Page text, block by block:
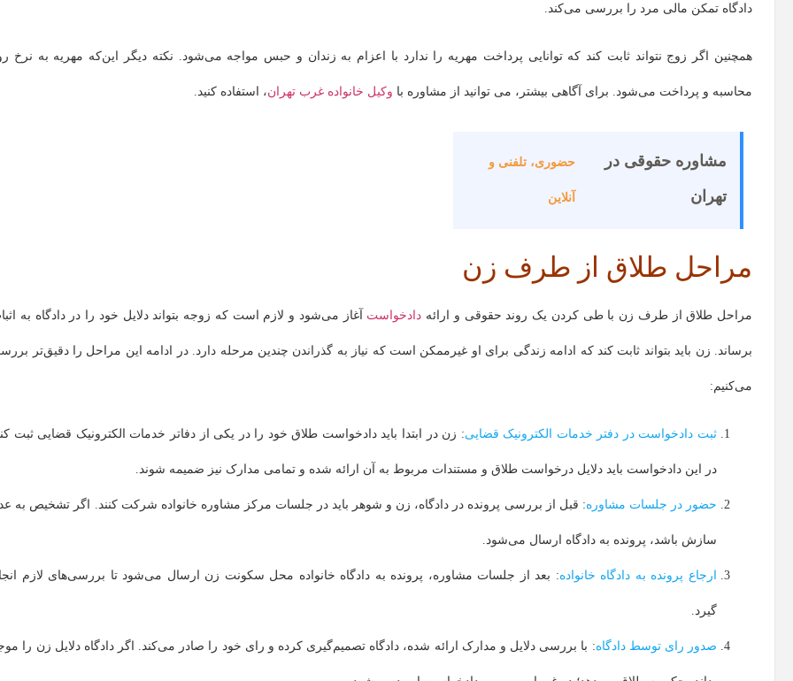
دادگاه تمکن مالی مرد را بررسی می‌کند.
همچنین اگر زوج نتواند ثابت کند که توانایی پرداخت مهریه را ندارد با اعزام به زندان و حبس مواجه می‌شود. نکته دیگر این‌که مهریه به نرخ
محاسبه و پرداخت می‌شود. برای آگاهی بیشتر، می توانید از مشاوره با وکیل خانواده غرب تهران، استفاده کنید.
مشاوره حقوقی در
تهران
حضوری، تلفنی و
آنلاین
مراحل طلاق از طرف زن
مراحل طلاق از طرف زن با طی کردن یک روند حقوقی و ارائه دادخواست آغاز می‌شود و لازم است که زوجه بتواند دلایل خود را در دادگاه به
برساند. زن باید بتواند ثابت کند که ادامه زندگی برای او غیرممکن است که نیاز به گذراندن چندین مرحله دارد. در ادامه این مراحل را دقیق‌تر
می‌کنیم:
ثبت دادخواست در دفتر خدمات الکترونیک قضایی: زن در ابتدا باید دادخواست طلاق خود را در یکی از دفاتر خدمات الکترونیک قضایی ثبت
در این دادخواست باید دلایل درخواست طلاق و مستندات مربوط به آن ارائه شده و تمامی مدارک نیز ضمیمه شوند.
حضور در جلسات مشاوره: قبل از بررسی پرونده در دادگاه، زن و شوهر باید در جلسات مرکز مشاوره خانواده شرکت کنند. اگر تشخیص به
سازش باشد، پرونده به دادگاه ارسال می‌شود.
ارجاع پرونده به دادگاه خانواده: بعد از جلسات مشاوره، پرونده به دادگاه خانواده محل سکونت زن ارسال می‌شود تا بررسی‌های لازم
گیرد.
صدور رای توسط دادگاه: با بررسی دلایل و مدارک ارائه شده، دادگاه تصمیم‌گیری کرده و رای خود را صادر می‌کند. اگر دادگاه دلایل زن را